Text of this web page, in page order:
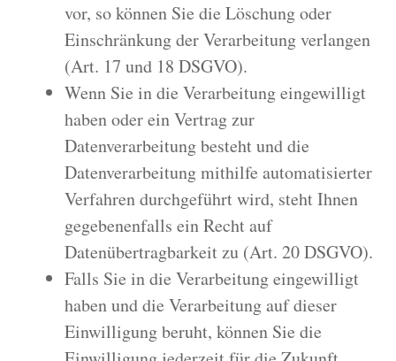
vor, so können Sie die Löschung oder
Einschränkung der Verarbeitung verlangen
(Art. 17 und 18 DSGVO).
Wenn Sie in die Verarbeitung eingewilligt
haben oder ein Vertrag zur
Datenverarbeitung besteht und die
Datenverarbeitung mithilfe automatisierter
Verfahren durchgeführt wird, steht Ihnen
gegebenenfalls ein Recht auf
Datenübertragbarkeit zu (Art. 20 DSGVO).
Falls Sie in die Verarbeitung eingewilligt
haben und die Verarbeitung auf dieser
Einwilligung beruht, können Sie die